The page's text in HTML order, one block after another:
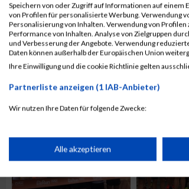
ALBUM B2RUN KÖLN / 05.09.2019
Speichern von oder Zugriff auf Informationen auf
von Profilen für personalisierte Werbung. Verwendung
Personalisierung von Inhalten. Verwendung von
Performance von Inhalten. Analyse von Zielgruppen
und Verbesserung der Angebote. Verwendung
Daten können außerhalb der Europäischen Union
Ihre Einwilligung und die cookie Richtlinie gelten
Partnerliste anzeigen (1 IAB-Anbieter)
Wir nutzen Ihre Daten für folgende Zwecke:
Speichern von oder Zugriff auf
Verwendung reduzierter Daten zur
Alle akzeptieren